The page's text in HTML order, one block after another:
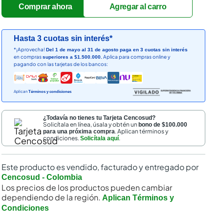
Hasta 3 cuotas sin interés*
*¡Aprovecha!Del 1 de mayo al 31 de agosto paga en 3 cuotas sin interés
en comprassuperiores a $1.500.000. Aplica para compras online y
pagando con las tarjetas de los bancos:
Aplican Términos y condiciones
¿Todavía no tienes tu Tarjeta Cencosud?
Solicítala en línea, úsala y obtén unbono de $100.000
para una próxima compra. Aplican términos y
condiciones.Solicítala aquí.
Este producto es vendido, facturado y entregado por
Cencosud - Colombia
Los precios de los productos pueden cambiar
dependiendo de la región. Aplican Términos y
Condiciones